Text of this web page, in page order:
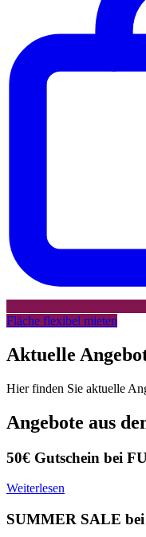
Fläche flexibel mieten
Aktuelle
Hier finden Sie aktuelle
Angebote aus
50€ Gutschein bei
Weiterlesen
SUMMER SALE